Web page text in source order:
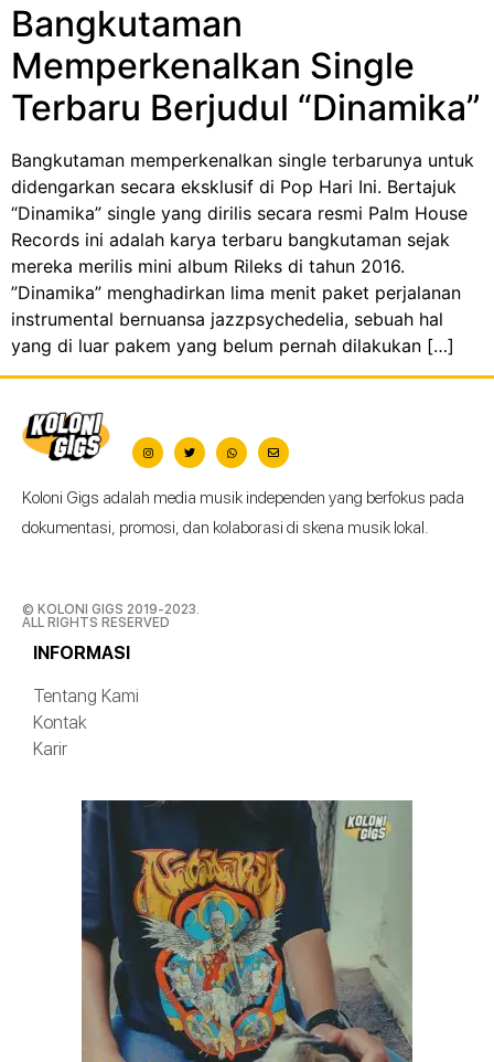
Bangkutaman
Memperkenalkan Single
Terbaru Berjudul “Dinamika”
Bangkutaman memperkenalkan single terbarunya untuk
didengarkan secara eksklusif di Pop Hari Ini. Bertajuk
“Dinamika” single yang dirilis secara resmi Palm House
Records ini adalah karya terbaru bangkutaman sejak
mereka merilis mini album Rileks di tahun 2016.
”Dinamika” menghadirkan lima menit paket perjalanan
instrumental bernuansa jazzpsychedelia, sebuah hal
yang di luar pakem yang belum pernah dilakukan […]
Koloni Gigs adalah media musik independen yang berfokus pada
dokumentasi, promosi, dan kolaborasi di skena musik lokal.
© KOLONI GIGS 2019-2023.
ALL RIGHTS RESERVED
INFORMASI
Tentang Kami
Kontak
Karir